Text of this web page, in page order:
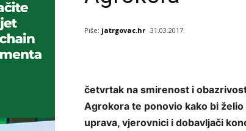
Piše: jatrgovac.hr 31.03.2017.
četvrtak na smirenost i
Agrokora te ponovio kako bi
uprava, vjerovnici i dobavljači